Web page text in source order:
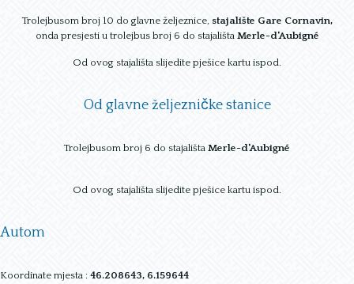
Trolejbusom broj 10 do glavne željeznice, stajalište Gare Cornavin,
onda presjesti u trolejbus broj 6 do stajališta Merle-d'Aubigné
Od ovog stajališta slijedite pješice kartu ispod.
Od glavne željezničke stanice
Trolejbusom broj 6 do stajališta Merle-d'Aubigné
Od ovog stajališta slijedite pješice kartu ispod.
Autom
Koordinate mjesta : 46.208643, 6.159644